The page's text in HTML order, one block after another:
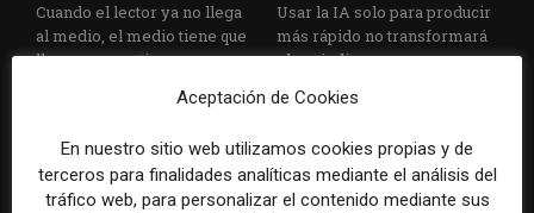
Cuando el lector ya no llega
al medio, el medio tiene que
llegar a sus rutinas
Usar la IA solo para producir
más rápido no transformará
el periodismo
Aceptación de Cookies
En nuestro sitio web utilizamos cookies propias y de
terceros para finalidades analíticas mediante el análisis del
tráfico web, para personalizar el contenido mediante sus